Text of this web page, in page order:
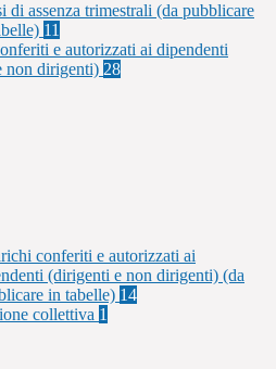
di assenza trimestrali (da pubblicare
11
e autorizzati ai dipendenti
non dirigenti) 28
conferiti e autorizzati ai
(dirigenti e non dirigenti) (da
in tabelle) 14
collettiva 1